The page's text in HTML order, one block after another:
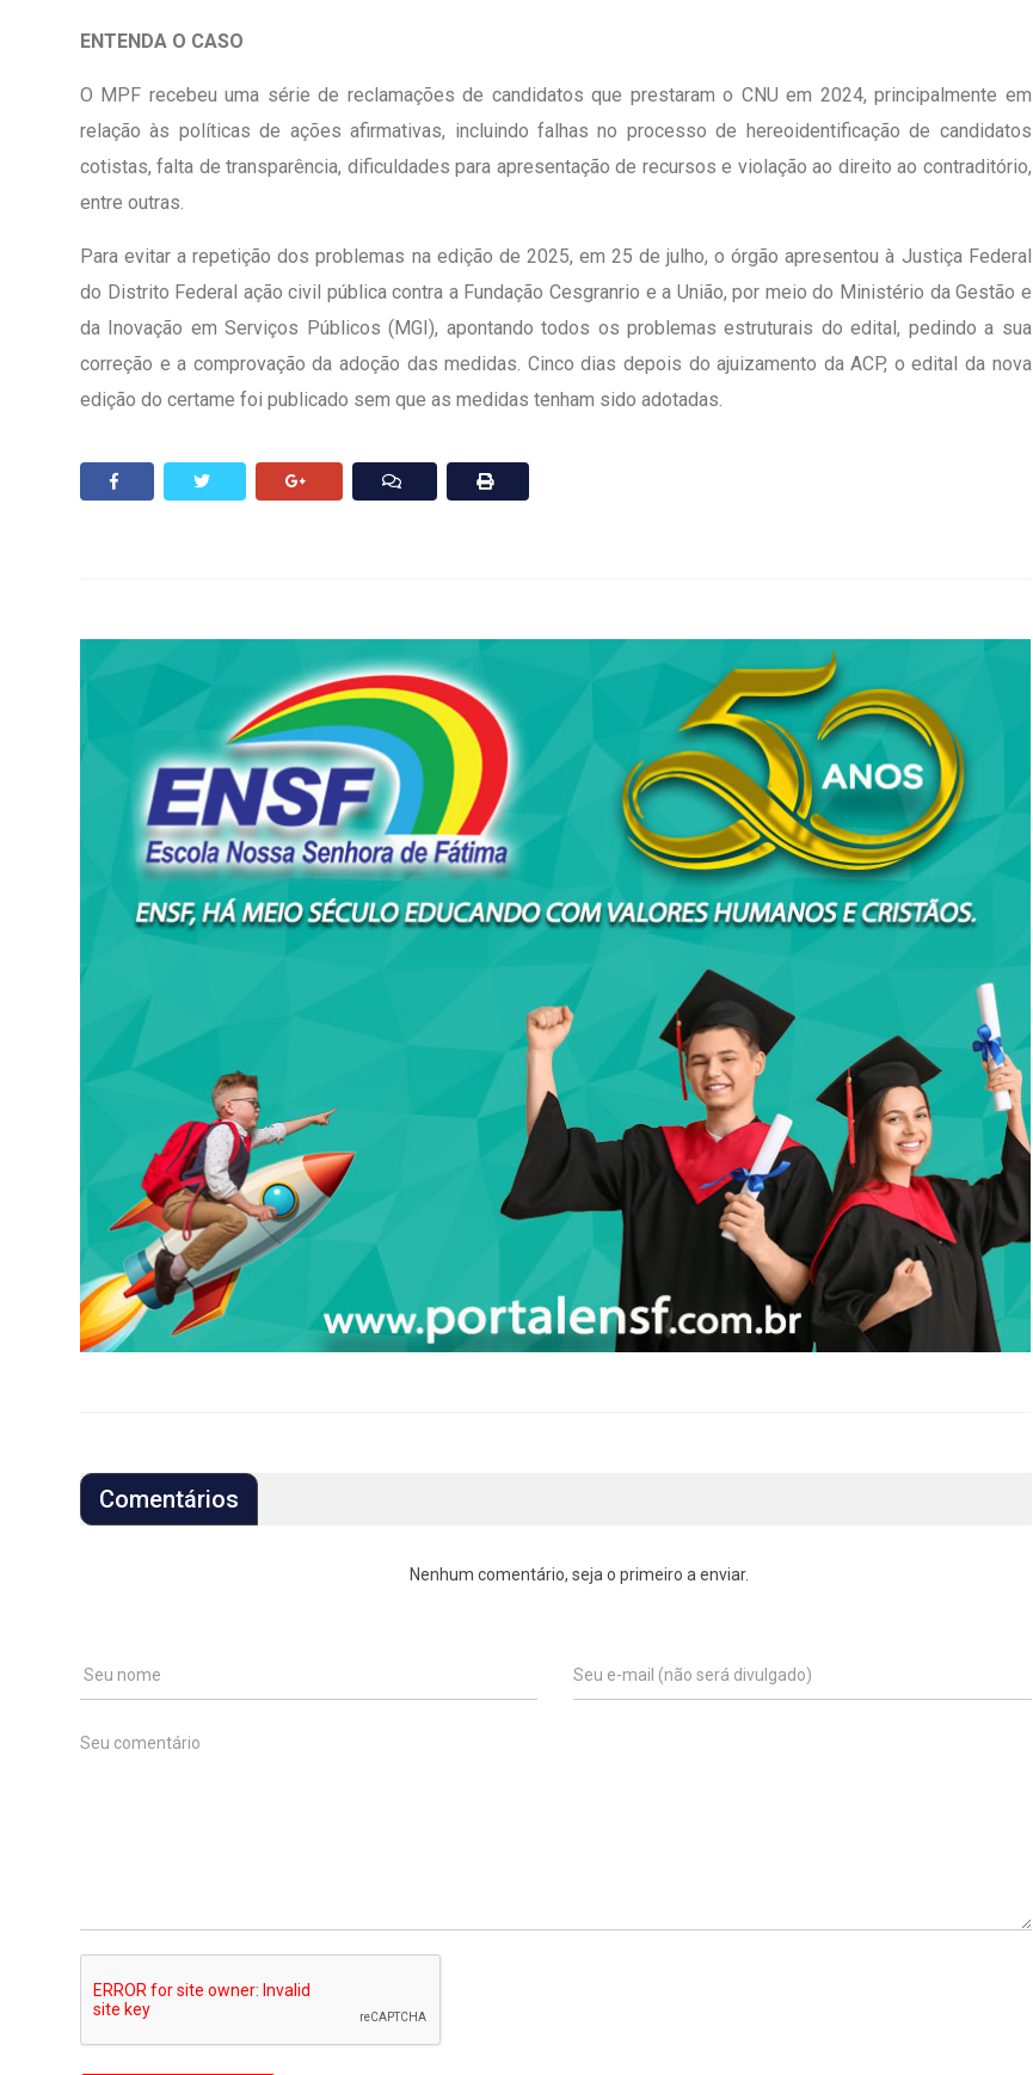
ENTENDA O CASO
O MPF recebeu uma série de reclamações de candidatos que prestaram o CNU em 2024, principalmente em
relação às políticas de ações afirmativas, incluindo falhas no processo de hereoidentificação de candidatos
cotistas, falta de transparência, dificuldades para apresentação de recursos e violação ao direito ao contraditório,
entre outras.
Para evitar a repetição dos problemas na edição de 2025, em 25 de julho, o órgão apresentou à Justiça Federal
do Distrito Federal ação civil pública contra a Fundação Cesgranrio e a União, por meio do Ministério da Gestão e
da Inovação em Serviços Públicos (MGI), apontando todos os problemas estruturais do edital, pedindo a sua
correção e a comprovação da adoção das medidas. Cinco dias depois do ajuizamento da ACP, o edital da nova
edição do certame foi publicado sem que as medidas tenham sido adotadas.
Comentários
Nenhum comentário, seja o primeiro a enviar.